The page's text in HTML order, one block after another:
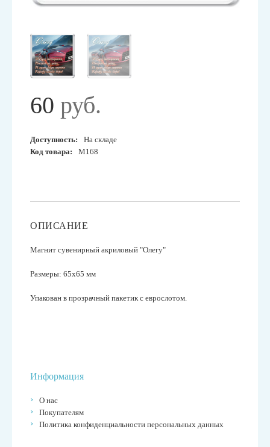
60 руб.
Доступность:
На складе
Код товара:
М168
ОПИСАНИЕ
Магнит сувенирный акриловый "Олегу"
Размеры: 65х65 мм
Упакован в прозрачный пакетик с еврослотом.
Информация
О нас
Покупателям
Политика конфиденциальности персональных данных